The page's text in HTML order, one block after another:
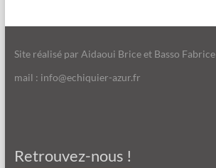
Site réalisé par Aidaoui Brice et Basso Fabrice
mail : info@echiquier-azur.fr
Retrouvez-nous !